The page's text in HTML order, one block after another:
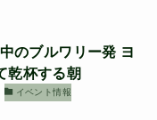
のブルワリー発 ヨ
乾杯する朝
イベント情報